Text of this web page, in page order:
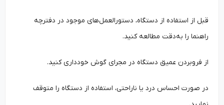
قبل از استفاده از دستگاه، دستورالعمل‌های موجود در دفترچه
راهنما را به‌دقت مطالعه کنید.
از فروبردن عمیق دستگاه در مجرای گوش خودداری کنید.
در صورت احساس درد یا ناراحتی، استفاده از دستگاه را متوقف